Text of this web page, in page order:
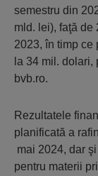
semestru din
mld. lei), faţă de
2023, în timp ce
la 34 mil.
bvb.ro.
Rezultatele
planificată a
mai 2024, dar
pentru materii